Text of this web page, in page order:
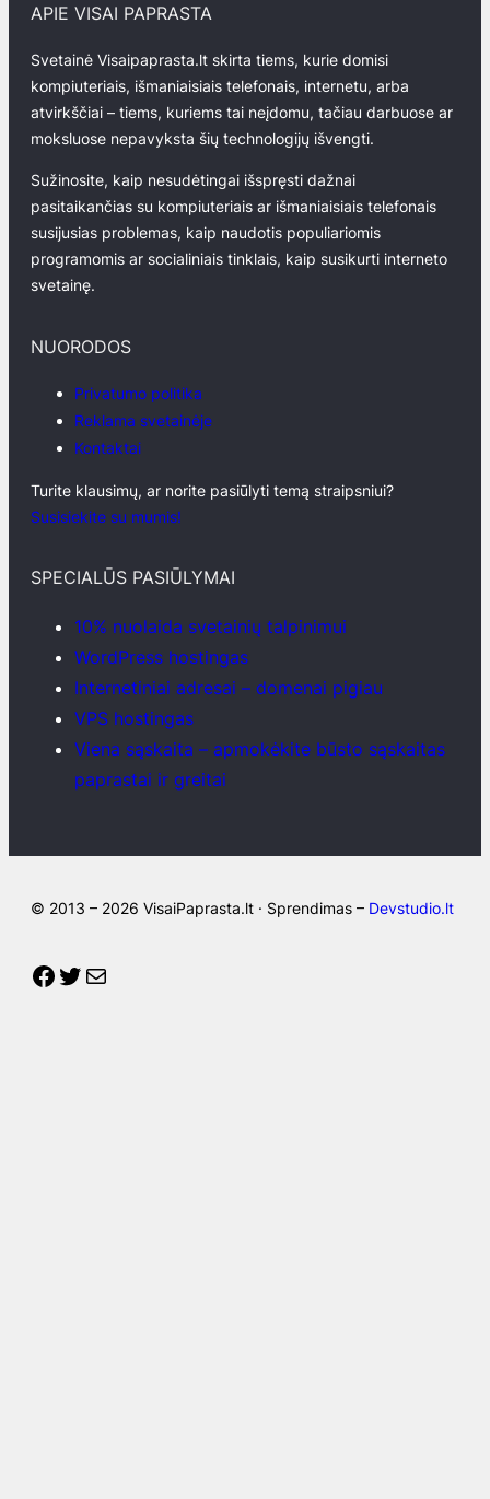
APIE VISAI PAPRASTA
Svetainė Visaipaprasta.lt skirta tiems, kurie domisi
kompiuteriais, išmaniaisiais telefonais, internetu, arba
atvirkščiai – tiems, kuriems tai neįdomu, tačiau darbuose ar
moksluose nepavyksta šių technologijų išvengti.
Sužinosite, kaip nesudėtingai išspręsti dažnai
pasitaikančias su kompiuteriais ar išmaniaisiais telefonais
susijusias problemas, kaip naudotis populiariomis
programomis ar socialiniais tinklais, kaip susikurti interneto
svetainę.
NUORODOS
Privatumo politika
Reklama svetainėje
Kontaktai
Turite klausimų, ar norite pasiūlyti temą straipsniui?
Susisiekite su mumis!
SPECIALŪS PASIŪLYMAI
10% nuolaida svetainių talpinimui
WordPress hostingas
Internetiniai adresai – domenai pigiau
VPS hostingas
Viena sąskaita – apmokėkite būsto sąskaitas
paprastai ir greitai
© 2013 – 2026 VisaiPaprasta.lt · Sprendimas – Devstudio.lt
Facebook
Twitter
Mail